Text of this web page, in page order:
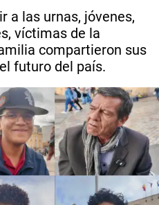
a las urnas, jóvenes,
víctimas de la
compartieron sus
futuro del país.